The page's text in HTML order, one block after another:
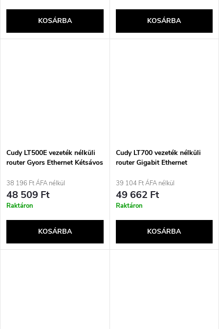
KOSÁRBA KOSÁRBA
Cudy LT500E vezeték nélküli
router Gyors Ethernet Kétsávos
38 196 Ft ÁFA nélkül
48 509 Ft
Raktáron
KOSÁRBA
Cudy LT700 vezeték nélküli
router Gigabit Ethernet
Fehér
39 104 Ft ÁFA nélkül
49 662 Ft
Raktáron
KOSÁRBA